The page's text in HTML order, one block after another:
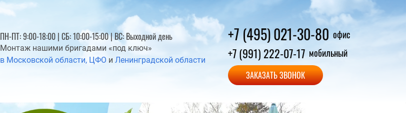
ПН-ПТ: 9:00-18:00 | СБ: 10:00-15:00 | ВС: Выходной день
Монтаж нашими бригадами «под ключ»
в Московской области, ЦФО и Ленинградской области
+7 (495) 021-30-80 офис
+7 (991) 222-07-17 мобильный
ЗАКАЗАТЬ ЗВОНОК